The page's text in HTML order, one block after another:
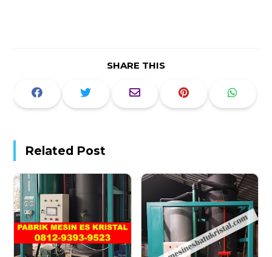
SHARE THIS
Related Post